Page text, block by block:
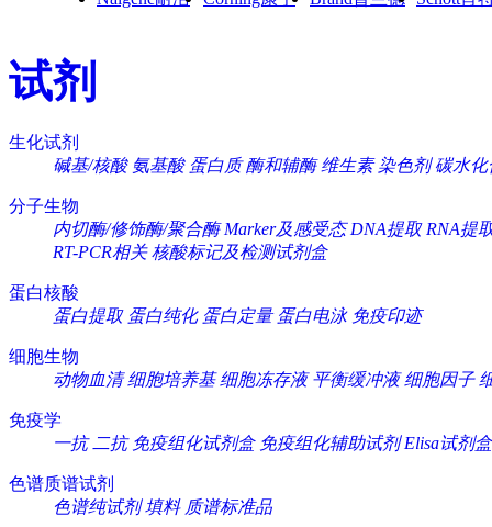
试剂
生化试剂
碱基/核酸 氨基酸 蛋白质 酶和辅酶 维生素 染色剂 碳水化
分子生物
内切酶/修饰酶/聚合酶 Marker及感受态 DNA提取 RNA提
RT-PCR相关 核酸标记及检测试剂盒
蛋白核酸
蛋白提取 蛋白纯化 蛋白定量 蛋白电泳 免疫印迹
细胞生物
动物血清 细胞培养基 细胞冻存液 平衡缓冲液 细胞因子
免疫学
一抗 二抗 免疫组化试剂盒 免疫组化辅助试剂 Elisa试剂盒
色谱质谱试剂
色谱纯试剂 填料 质谱标准品